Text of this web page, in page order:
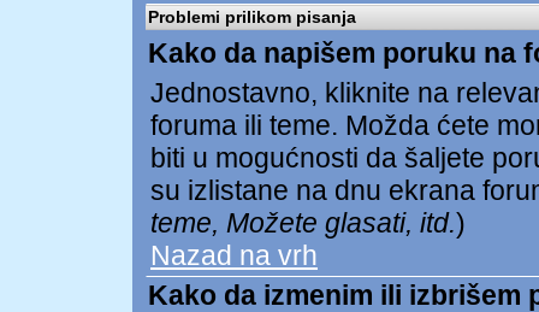
Problemi prilikom pisanja
Kako da napišem poruku na
Jednostavno, kliknite na
foruma ili teme. Možda ćete
biti u mogućnosti da šaljete
su izlistane na dnu ekrana
teme, Možete glasati, itd.)
Nazad na vrh
Kako da izmenim ili izbrišem